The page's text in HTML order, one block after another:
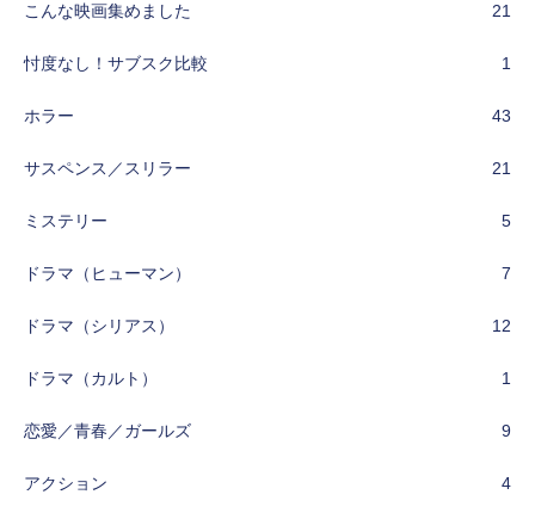
こんな映画集めました 21
忖度なし！サブスク比較 1
ホラー 43
サスペンス／スリラー 21
ミステリー 5
ドラマ（ヒューマン） 7
ドラマ（シリアス） 12
ドラマ（カルト） 1
恋愛／青春／ガールズ 9
アクション 4